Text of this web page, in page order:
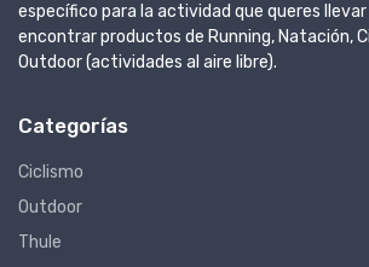
específico para la actividad que queres llevar
encontrar productos de Running, Natación,
Outdoor (actividades al aire libre).
Categorías
Ciclismo
Outdoor
Thule